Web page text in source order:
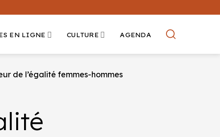
EN LIGNE CULTURE AGENDA
de l’égalité femmes-hommes